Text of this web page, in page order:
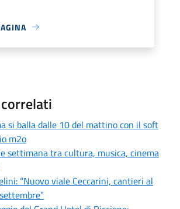
si balla dalle 10 del mattino con il soft
m2o
settimana tra cultura, musica, cinema
“Nuovo viale Ceccarini, cantieri al